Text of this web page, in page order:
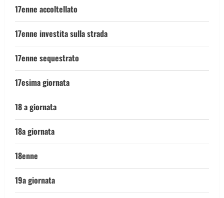
17enne accoltellato
17enne investita sulla strada
17enne sequestrato
17esima giornata
18 a giornata
18a giornata
18enne
19a giornata